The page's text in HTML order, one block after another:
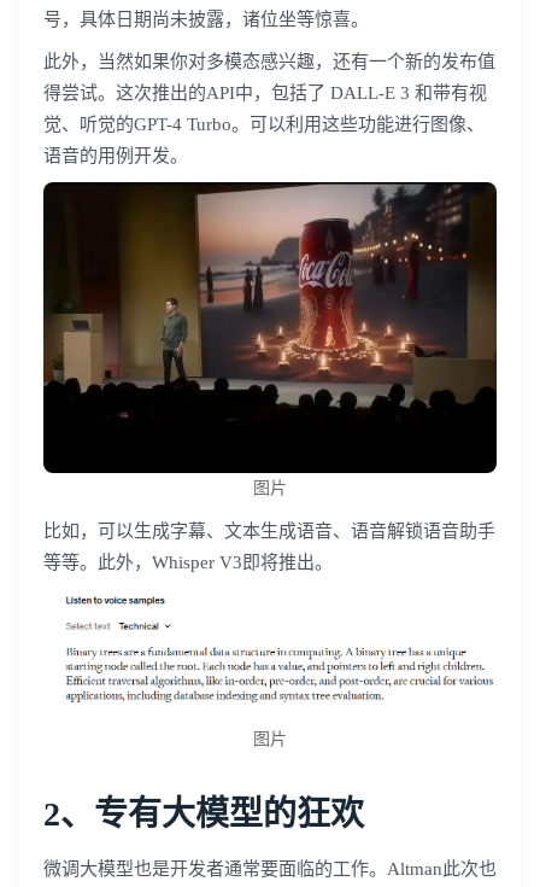
号，具体日期尚未披露，诸位坐等惊喜。
此外，当然如果你对多模态感兴趣，还有一个新的发布值
得尝试。这次推出的API中，包括了 DALL-E 3 和带有视
觉、听觉的GPT-4 Turbo。可以利用这些功能进行图像、
语音的用例开发。
图片
比如，可以生成字幕、文本生成语音、语音解锁语音助手
等等。此外，Whisper V3即将推出。
图片
2、专有大模型的狂欢
微调大模型也是开发者通常要面临的工作。Altman此次也